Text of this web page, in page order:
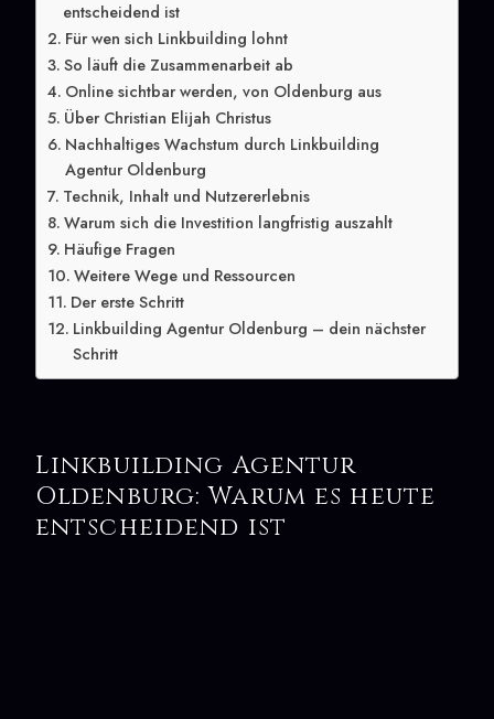
entscheidend ist
Für wen sich Linkbuilding lohnt
So läuft die Zusammenarbeit ab
Online sichtbar werden, von Oldenburg aus
Über Christian Elijah Christus
Nachhaltiges Wachstum durch Linkbuilding
Agentur Oldenburg
Technik, Inhalt und Nutzererlebnis
Warum sich die Investition langfristig auszahlt
Häufige Fragen
Weitere Wege und Ressourcen
Der erste Schritt
Linkbuilding Agentur Oldenburg – dein nächster
Schritt
Linkbuilding Agentur
Oldenburg: Warum es heute
entscheidend ist